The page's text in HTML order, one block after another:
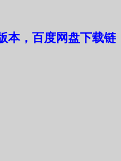
本， 百度网盘下载链